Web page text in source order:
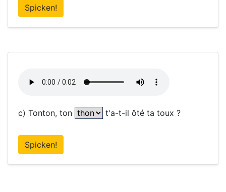
Spicken!
c) Tonton, ton t'a-t-il ôté ta toux ?
Spicken!